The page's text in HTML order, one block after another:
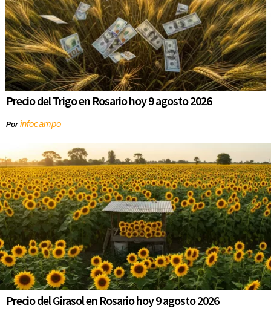
Precio del Trigo en Rosario hoy 9 agosto 2026
Porinfocampo
Precio del Girasol en Rosario hoy 9 agosto 2026